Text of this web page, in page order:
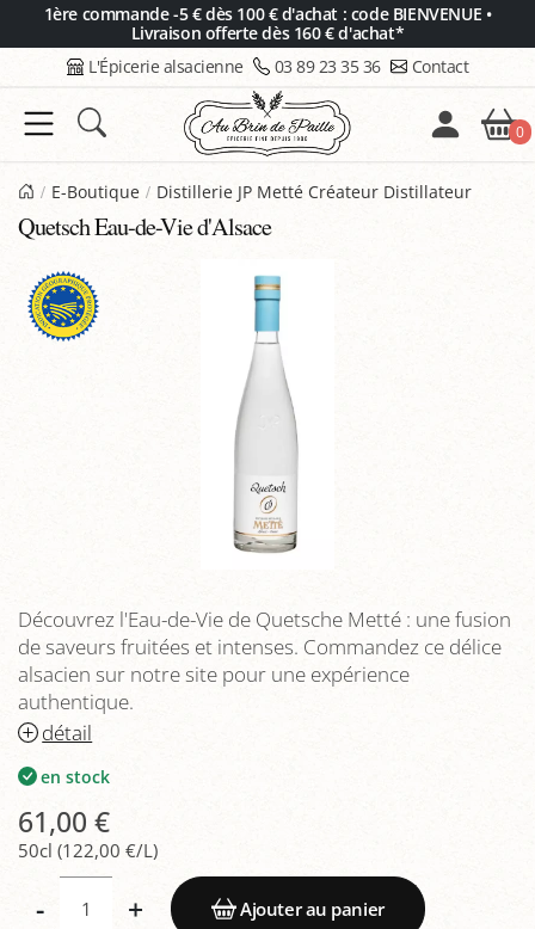
1ère commande -5 € dès 100 € d'achat : code BIENVENUE •
Livraison offerte dès 160 € d'achat*
L'Épicerie alsacienne 03 89 23 35 36 Contact
0
E-Boutique Distillerie JP Metté Créateur Distillateur
Quetsch Eau-de-Vie d'Alsace
Découvrez l'Eau-de-Vie de Quetsche Metté : une fusion
de saveurs fruitées et intenses. Commandez ce délice
alsacien sur notre site pour une expérience
authentique.
détail
en stock
61,00 €
50cl (122,00 €/L)
- + Ajouter au panier
Panneau de gestion des cookies